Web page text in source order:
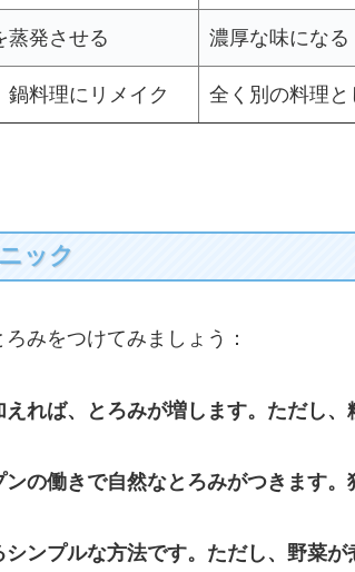
蒸発させる 濃厚な味になる
鍋料理にリメイク 全く別の料理と
ック
みをつけてみましょう：
れば、とろみが増します。ただし、
の働きで自然なとろみがつきます。
ンプルな方法です。ただし、野菜